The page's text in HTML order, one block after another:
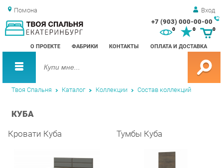
Помона Вход
+7 (903) 000-00-00
О ПРОЕКТЕ ФАБРИКИ КОНТАКТЫ ОПЛАТА И ДОСТАВКА
0 0
Твоя Спальня Каталог Коллекции Состав коллекций
КУБА
Кровати Куба Тумбы Куба